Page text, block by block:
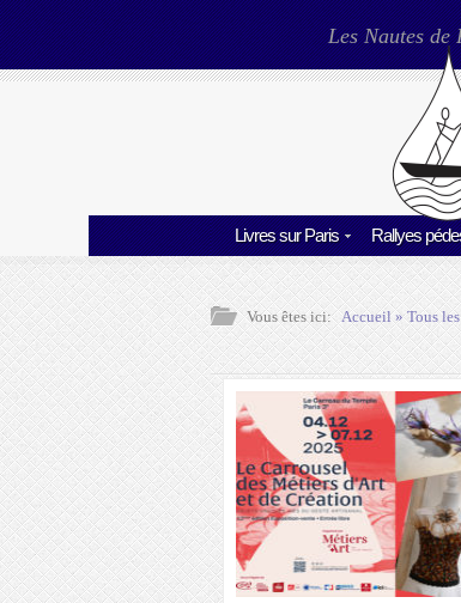
Les Nautes
Livres sur Paris Rallyes
Vous êtes ici: Accueil» Tous